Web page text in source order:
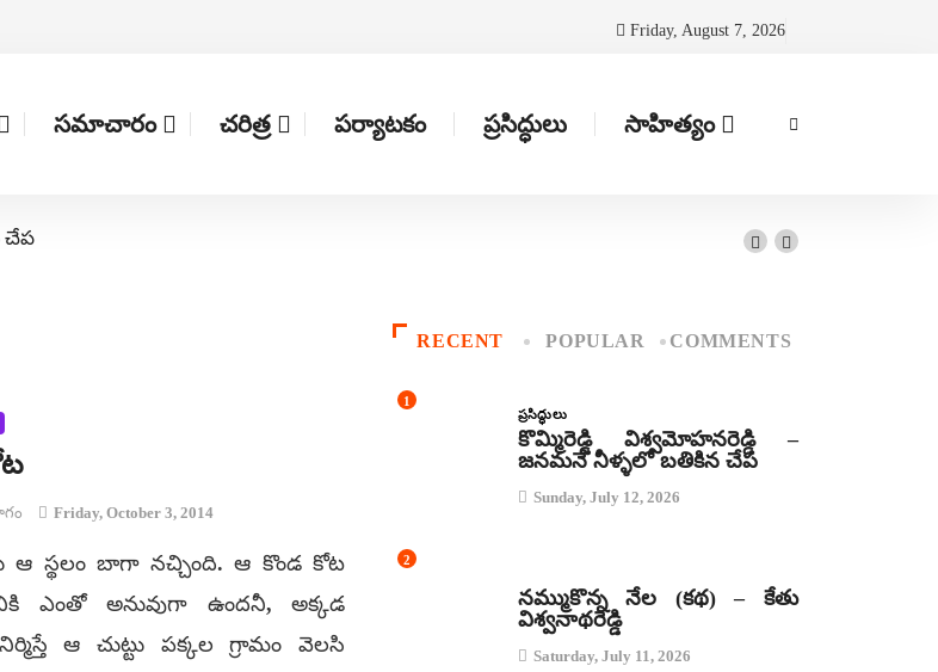
Friday, August 7, 2026
సమాచారం చరిత్ర పర్యాటకం ప్రసిద్ధులు సాహిత్యం
చేప
Friday, October 3, 2014
ఆ స్థలం బాగా నచ్చింది. ఆ కొండ కోట
ఎంతో అనువుగా ఉందనీ, అక్కడ
ఆ చుట్టు పక్కల గ్రామం వెలసి
RECENT POPULAR COMMENTS
1
ప్రసిద్ధులు
కొమ్మిరెడ్డి విశ్వమోహనరెడ్డి –
జనమనే నీళ్ళలో బతికిన చేప
Sunday, July 12, 2026
2
నమ్ముకొన్న నేల (కథ) – కేతు
విశ్వనాథరెడ్డి
Saturday, July 11, 2026